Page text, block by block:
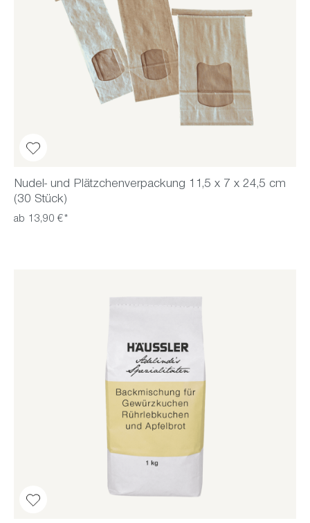
Nudel- und Plätzchenverpackung 11,5 x 7 x 24,5 cm
(30 Stück)
ab 13,90 €*